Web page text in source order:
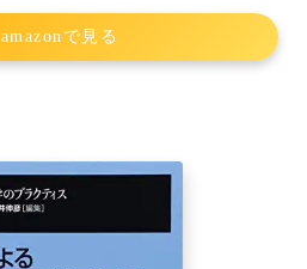
amazonで見る